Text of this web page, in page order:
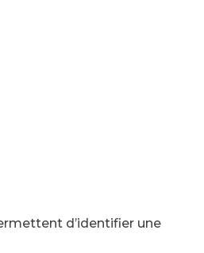
d’identifier une